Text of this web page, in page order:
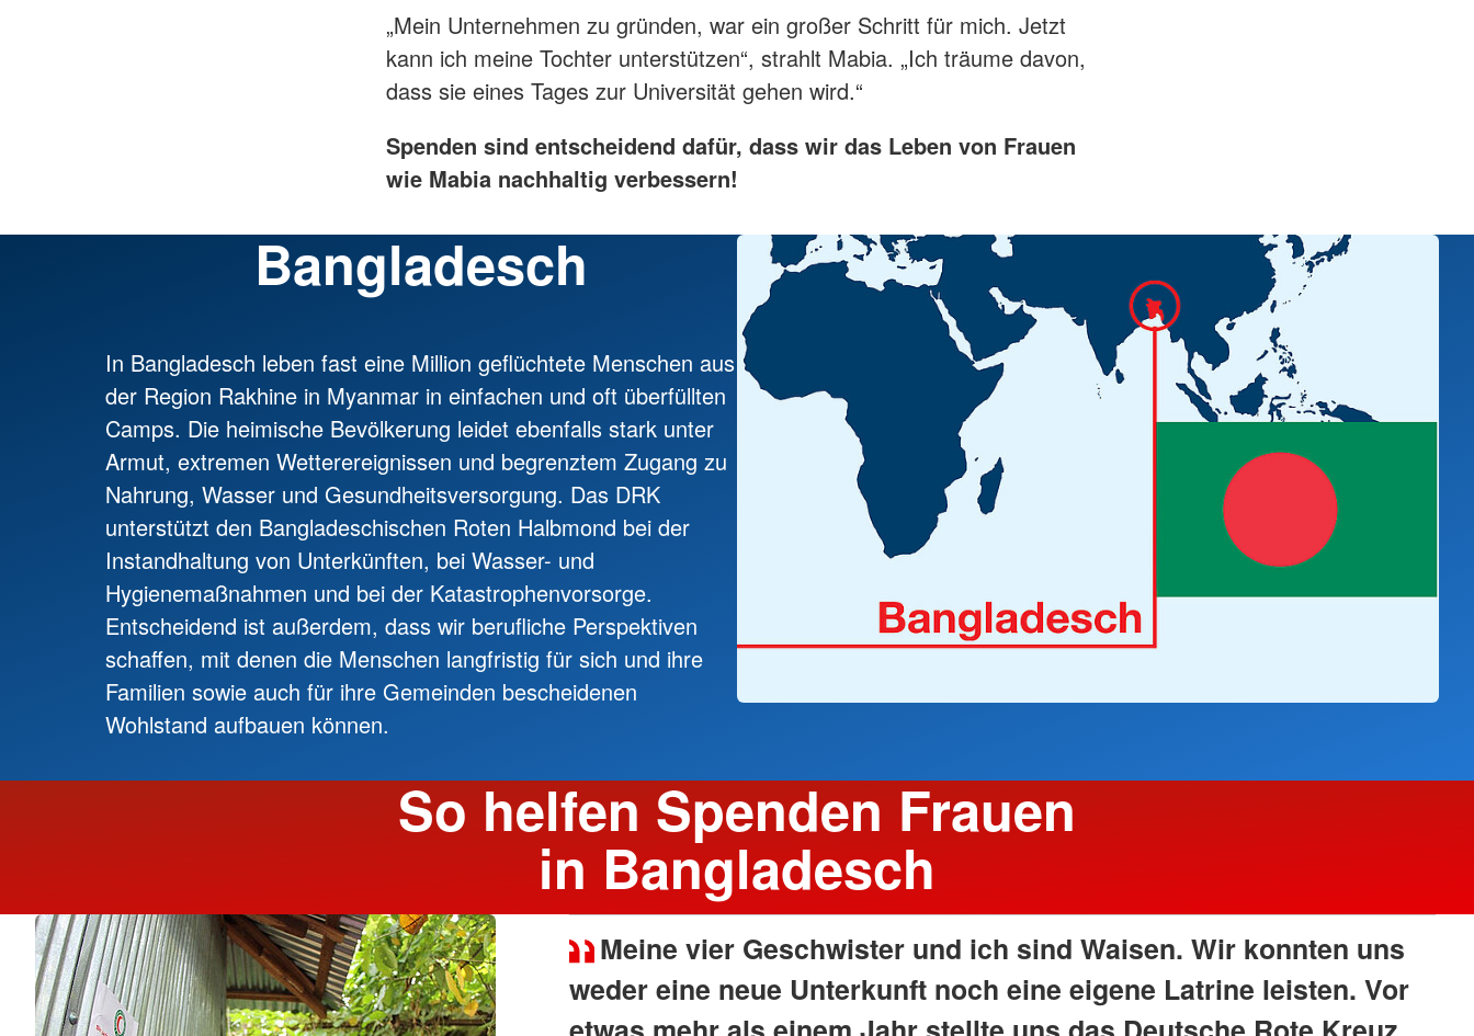
„Mein Unternehmen zu gründen, war ein großer Schritt für mich. Jetzt
kann ich meine Tochter unterstützen“, strahlt Mabia. „Ich träume davon,
dass sie eines Tages zur Universität gehen wird.“
Spenden sind entscheidend dafür, dass wir das Leben von Frauen
wie Mabia nachhaltig verbessern!
Bangladesch
In Bangladesch leben fast eine Million geflüchtete Menschen aus
der Region Rakhine in Myanmar in einfachen und oft überfüllten
Camps. Die heimische Bevölkerung leidet ebenfalls stark unter
Armut, extremen Wetterereignissen und begrenztem Zugang zu
Nahrung, Wasser und Gesundheitsversorgung. Das DRK
unterstützt den Bangladeschischen Roten Halbmond bei der
Instandhaltung von Unterkünften, bei Wasser- und
Hygienemaßnahmen und bei der Katastrophenvorsorge.
Entscheidend ist außerdem, dass wir berufliche Perspektiven
schaffen, mit denen die Menschen langfristig für sich und ihre
Familien sowie auch für ihre Gemeinden bescheidenen
Wohlstand aufbauen können.
So helfen Spenden Frauen
in Bangladesch
Meine vier Geschwister und ich sind Waisen. Wir konnten uns
weder eine neue Unterkunft noch eine eigene Latrine leisten. Vor